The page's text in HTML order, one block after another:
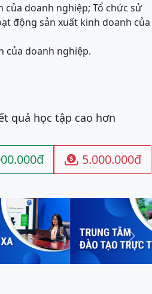
của doanh nghiệp; Tổ chức sử
động sản xuất kinh doanh của
của doanh nghiệp.
quả học tập cao hơn
 5.000.000đ
Next